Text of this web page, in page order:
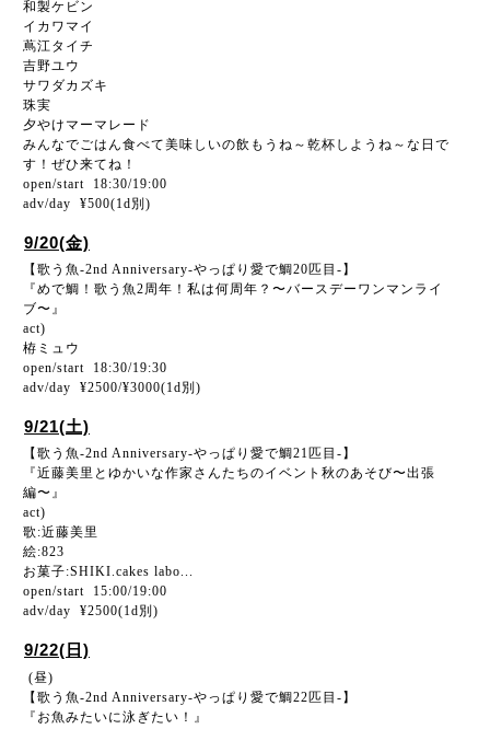
和製ケビン
イカワマイ
蔦江タイチ
吉野ユウ
サワダカズキ
珠実
夕やけマーマレード
みんなでごはん食べて美味しいの飲もうね～乾杯しようね～な日で
す！ぜひ来てね！
open/start 18:30/19:00
adv/day ¥500(1d別)
9/20(金)
【歌う魚-2nd Anniversary-やっぱり愛で鯛20匹目-】
『めで鯛！歌う魚2周年！私は何周年？〜バースデーワンマンライ
ブ〜』
act)
栫ミュウ
open/start 18:30/19:30
adv/day ¥2500/¥3000(1d別)
9/21(土)
【歌う魚-2nd Anniversary-やっぱり愛で鯛21匹目-】
『近藤美里とゆかいな作家さんたちのイベント秋のあそび〜出張
編〜』
act)
歌:近藤美里
絵:823
お菓子:SHIKI.cakes labo...
open/start 15:00/19:00
adv/day ¥2500(1d別)
9/22(日)
(昼)
【歌う魚-2nd Anniversary-やっぱり愛で鯛22匹目-】
『お魚みたいに泳ぎたい！』